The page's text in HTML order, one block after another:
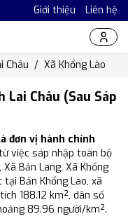
Giới thiệu Liên hệ
Châu Xã Khổng Lào
Lai Châu (Sau Sáp
đơn vị hành chính
việc sáp nhập toàn bộ
Bản Lang, Xã Khổng
Bản Khổng Lào, xã
188.12 km², dân số
89.96 người/km².